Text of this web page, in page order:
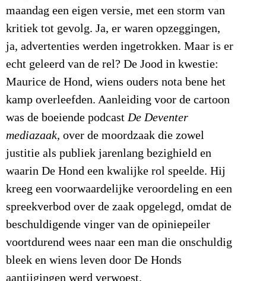
maandag een eigen versie, met een storm van
kritiek tot gevolg. Ja, er waren opzeggingen,
ja, advertenties werden ingetrokken. Maar is er
echt geleerd van de rel? De Jood in kwestie:
Maurice de Hond, wiens ouders nota bene het
kamp overleefden. Aanleiding voor de cartoon
was de boeiende podcastDe Deventer
mediazaak, over de moordzaak die zowel
justitie als publiek jarenlang bezighield en
waarin De Hond een kwalijke rol speelde. Hij
kreeg een voorwaardelijke veroordeling en een
spreekverbod over de zaak opgelegd, omdat de
beschuldigende vinger van de opiniepeiler
voortdurend wees naar een man die onschuldig
bleek en wiens leven door De Honds
aantijgingen werd verwoest.